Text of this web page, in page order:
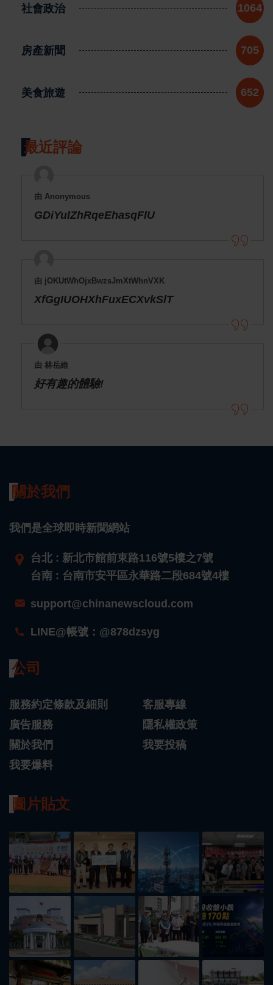
社會政治 1064
房產新聞 705
美食旅遊 652
最近評論
由 Anonymous
GDiYulZhRqeEhasqFlU
由 jOKUtWhOjxBwzsJmXtWhnVXK
XfGgIUOHXhFuxECXvkSlT
由 林岳維
好有趣的體驗!
關於我們
我們是全球即時新聞網站
台北 : 新北市館前東路116號5樓之7號
台南 : 台南市安平區永華路二段684號4樓
support@chinanewscloud.com
LINE@帳號：@878dzsyg
公司
服務約定條款及細則
客服專線
廣告服務
隱私權政策
關於我們
我要投稿
我要爆料
圖片貼文